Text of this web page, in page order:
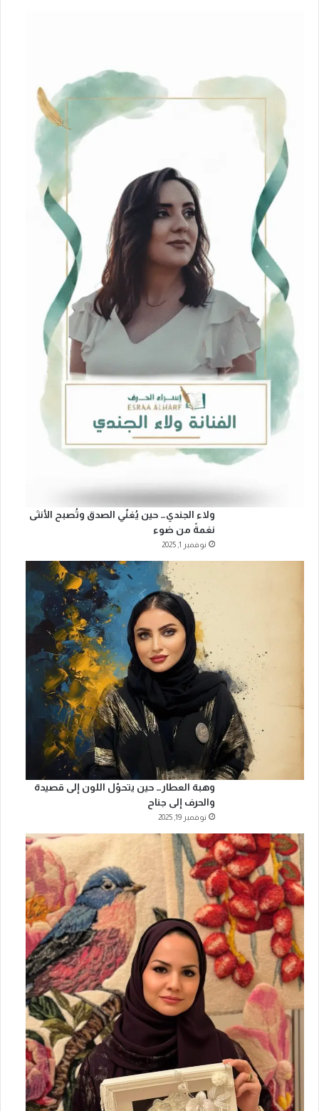
ولاء الجندي… حين يُغنّي الصدق وتُصبح الأنثى
نغمةً من ضوء
نوفمبر 1, 2025
وهبة العطار… حين يتحوّل اللون إلى قصيدة
والحرف إلى جناح
نوفمبر 19, 2025